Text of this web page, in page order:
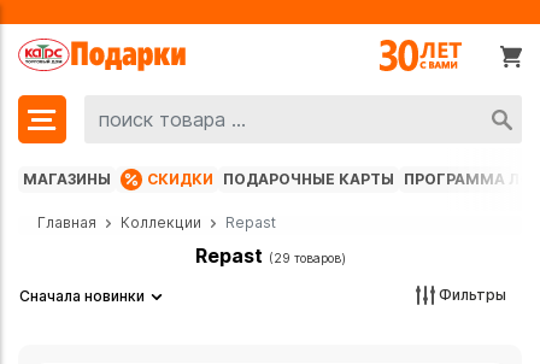
МАГАЗИНЫ СКИДКИ ПОДАРОЧНЫЕ КАРТЫ ПРОГРАММА
Главная Коллекции Repast
Repast (29 товаров)
Сначала новинки Фильтры